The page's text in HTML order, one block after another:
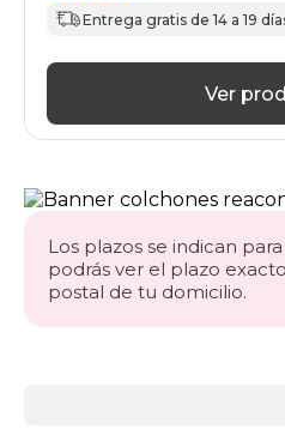
Entrega gratis de 14 a 19
Ver
Los plazos se indican
podrás ver el plazo
postal de tu domicilio.